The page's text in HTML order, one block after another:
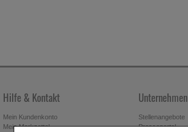
Hilfe & Kontakt
Mein Kundenkonto
Mein Merkzettel
Unternehmen
Stellenangebote
Presseportal